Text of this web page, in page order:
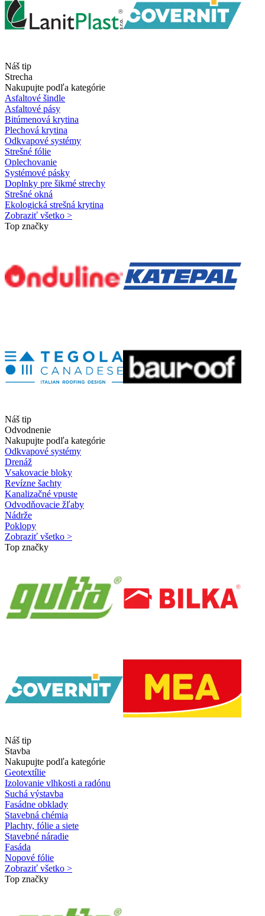
Náš tip
Strecha
Nakupujte podľa kategórie
Asfaltové šindle
Asfaltové pásy
Bitúmenová krytina
Plechová krytina
Odkvapové systémy
Strešné fólie
Oplechovanie
Systémové pásky
Doplnky pre šikmé strechy
Strešné okná
Ekologická strešná krytina
Zobraziť všetko >
Top značky
Náš tip
Odvodnenie
Nakupujte podľa kategórie
Odkvapové systémy
Drenáž
Vsakovacie bloky
Revízne šachty
Kanalizačné vpuste
Odvodňovacie žľaby
Nádrže
Poklopy
Zobraziť všetko >
Top značky
Náš tip
Stavba
Nakupujte podľa kategórie
Geotextílie
Izolovanie vlhkosti a radónu
Suchá výstavba
Fasádne obklady
Stavebná chémia
Plachty, fólie a siete
Stavebné náradie
Fasáda
Nopové fólie
Zobraziť všetko >
Top značky